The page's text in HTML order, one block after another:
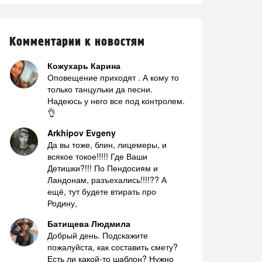
Комментарии к новостям
Кожухарь Карина
Оповещение приходят . А кому то
только танцульки да песни.
Надеюсь у него все под контролем.
👌
Arkhipov Evgeny
Да вы тоже, блин, лицемеры, и
всякое токое!!!!! Где Ваши
Детишки?!!! По Пендосиям и
Ландонам, разъехались!!!!?? А
ещё, тут будете втирать про
Родину,
Батищева Людмила
Добрый день. Подскажите
пожалуйста, как составить смету?
Есть ли какой-то шаблон? Нужно